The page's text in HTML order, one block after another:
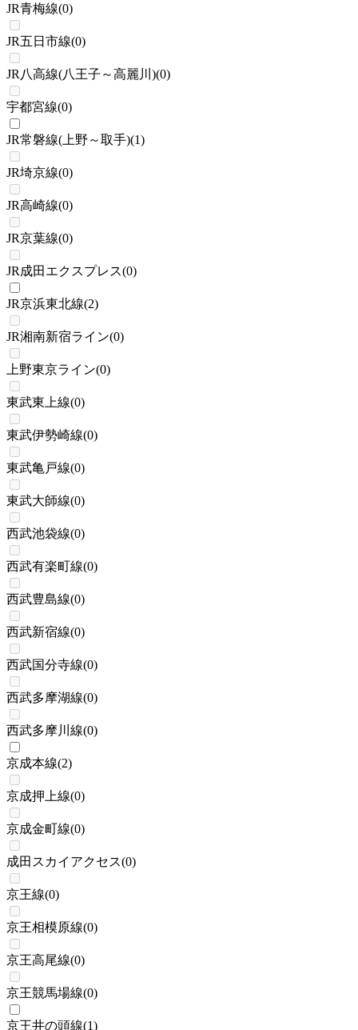
JR青梅線(0)
JR五日市線(0)
JR八高線(八王子～高麗川)(0)
宇都宮線(0)
JR常磐線(上野～取手)(1)
JR埼京線(0)
JR高崎線(0)
JR京葉線(0)
JR成田エクスプレス(0)
JR京浜東北線(2)
JR湘南新宿ライン(0)
上野東京ライン(0)
東武東上線(0)
東武伊勢崎線(0)
東武亀戸線(0)
東武大師線(0)
西武池袋線(0)
西武有楽町線(0)
西武豊島線(0)
西武新宿線(0)
西武国分寺線(0)
西武多摩湖線(0)
西武多摩川線(0)
京成本線(2)
京成押上線(0)
京成金町線(0)
成田スカイアクセス(0)
京王線(0)
京王相模原線(0)
京王高尾線(0)
京王競馬場線(0)
京王井の頭線(1)